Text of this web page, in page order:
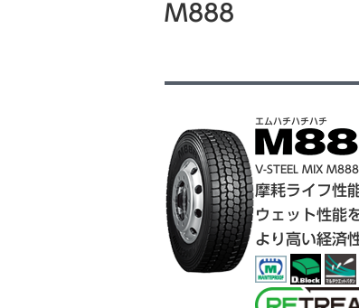
M888
エムハチハチハチ
V-STEEL MIX M888
摩耗ライフ性
ウェット性能
より高い経済